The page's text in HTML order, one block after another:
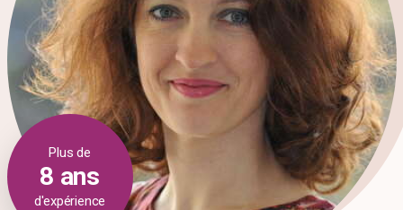
Plus de
8 ans
d'expérience